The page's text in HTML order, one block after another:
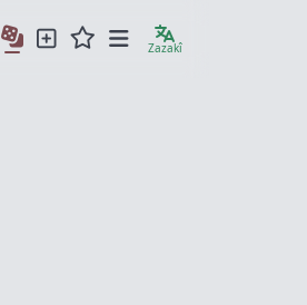
Zazakî